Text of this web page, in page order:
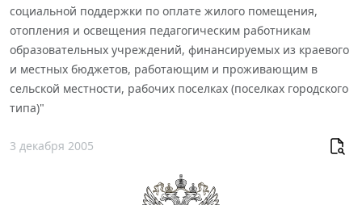
социальной поддержки по оплате жилого помещения,
отопления и освещения педагогическим работникам
образовательных учреждений, финансируемых из краевого
и местных бюджетов, работающим и проживающим в
сельской местности, рабочих поселках (поселках городского
типа)"
3 декабря 2005